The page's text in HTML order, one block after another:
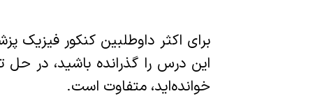
برای اکثر داوطلبین کنکور
این درس را گذرانده باشید، در
خوانده‌اید، متفاوت است.